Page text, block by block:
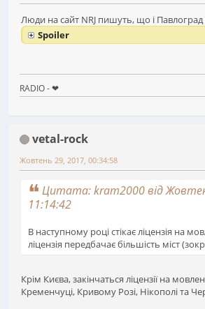
Люди на сайт NRJ пишуть, що і Павлоград
Spoiler
RADIO - ❤
vetal-rock
Жовтень 29, 2017, 00:34:58
Цитата: kram2000 від
11:14:42
В наступному році стікає ліцензія на
ліцензія передбачає більшість міст
Крім Києва, закінчаться ліцензії на
Кременчуці, Кривому Розі, Нікополі та